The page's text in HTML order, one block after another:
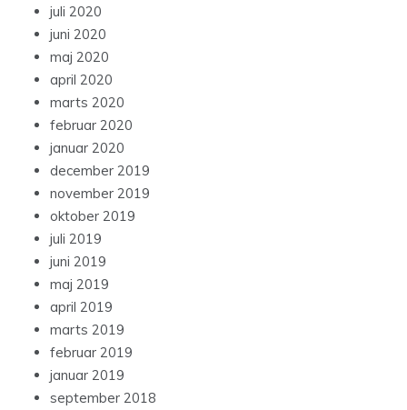
juli 2020
juni 2020
maj 2020
april 2020
marts 2020
februar 2020
januar 2020
december 2019
november 2019
oktober 2019
juli 2019
juni 2019
maj 2019
april 2019
marts 2019
februar 2019
januar 2019
september 2018